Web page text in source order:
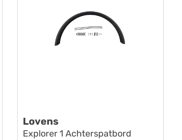
Lovens
Explorer 1 Achterspatbord